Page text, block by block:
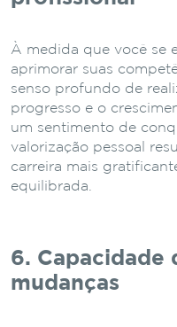
À medida que você se
aprimorar suas
senso profundo de
progresso e o
um sentimento de
valorização pessoal
carreira mais
equilibrada.
6. Capacidade
mudanças